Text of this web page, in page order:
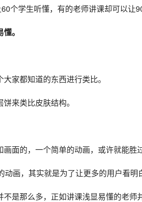
个学生听懂，有的老师讲课却可以让
。
家都知道的东西进行类比。
饼来类比皮肤结构。
面的，一个简单的动画，或许就能胜
画，其实就是为了让更多的用户看明
是那么多，正如讲课浅显易懂的老师